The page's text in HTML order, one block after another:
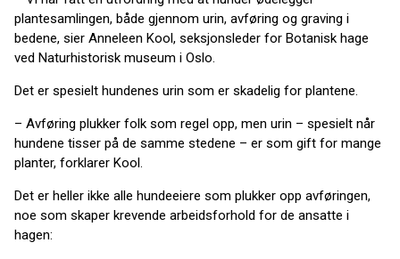
plantesamlingen, både gjennom urin, avføring og graving i
bedene, sier Anneleen Kool, seksjonsleder for Botanisk hage
ved Naturhistorisk museum i Oslo.
Det er spesielt hundenes urin som er skadelig for plantene.
– Avføring plukker folk som regel opp, men urin – spesielt når
hundene tisser på de samme stedene – er som gift for mange
planter, forklarer Kool.
Det er heller ikke alle hundeeiere som plukker opp avføringen,
noe som skaper krevende arbeidsforhold for de ansatte i
hagen: